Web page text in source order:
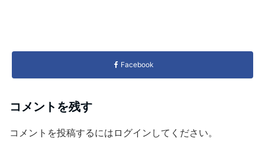
Facebook
コメントを残す
コメントを投稿するには ログイン してください。